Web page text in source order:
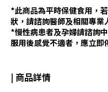
*此商品為平時保健食用，
狀，請諮詢醫師及相關專業
*慢性病患者及孕婦請諮詢
服用後感覺不適者，應立即
| 商品詳情